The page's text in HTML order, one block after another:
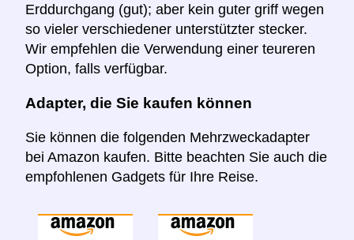
Erddurchgang (gut); aber kein guter griff wegen
so vieler verschiedener unterstützter stecker.
Wir empfehlen die Verwendung einer teureren
Option, falls verfügbar.
Adapter, die Sie kaufen können
Sie können die folgenden Mehrzweckadapter
bei Amazon kaufen. Bitte beachten Sie auch die
empfohlenen Gadgets für Ihre Reise.